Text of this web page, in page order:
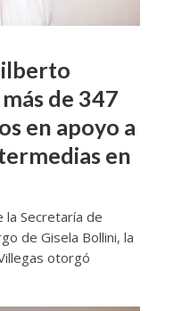
de 347
en apoyo a
en
la Secretaría de
de Gisela Bollini, la
otorgó